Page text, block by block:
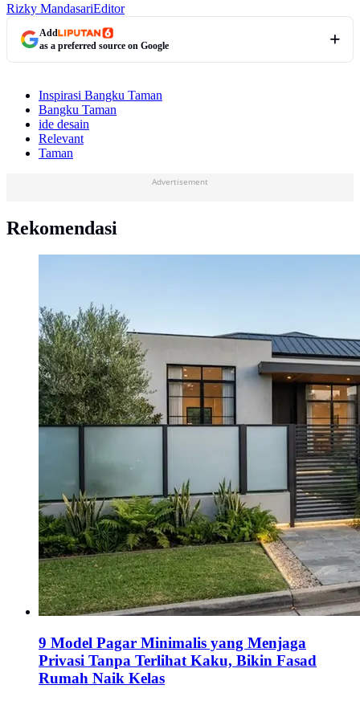
Rizky MandasariEditor
Add
as a preferred source on Google
Inspirasi Bangku Taman
Bangku Taman
ide desain
Relevant
Taman
Advertisement
Rekomendasi
9 Model Pagar Minimalis yang Menjaga
Privasi Tanpa Terlihat Kaku, Bikin Fasad
Rumah Naik Kelas